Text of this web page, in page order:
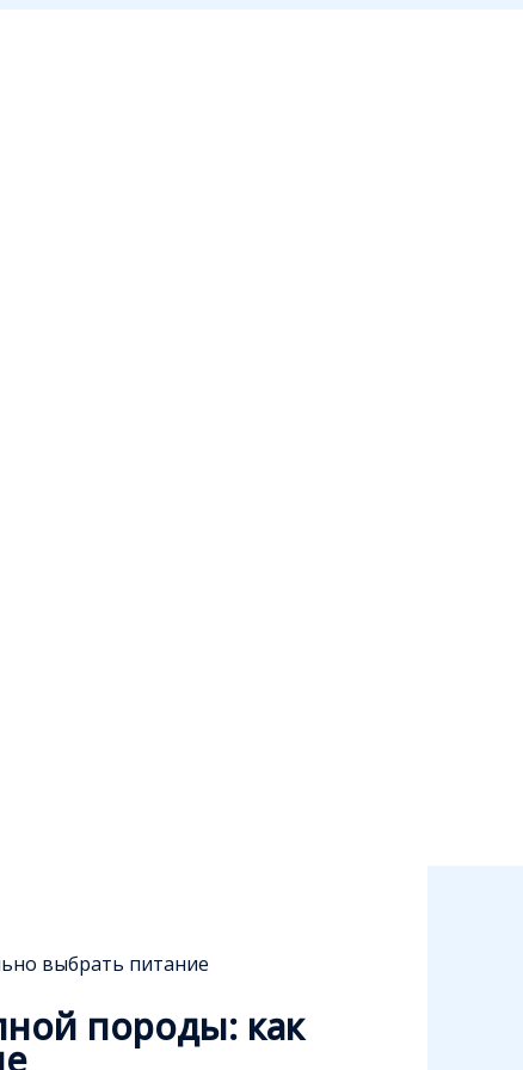
выбрать питание
породы: как